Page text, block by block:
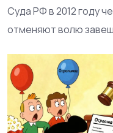
Суда РФ в 2012 году
отменяют волю